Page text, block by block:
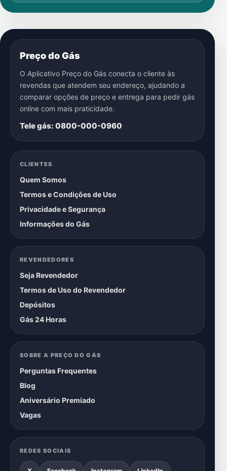
Preço do Gás
O Aplicativo Preço do Gás conecta o cliente às
revendas que atendem seu endereço, ajudando a
comparar opções de preço e entrega para pedir gás
online com mais praticidade.
Tele gás: 0800-000-0960
CLIENTES
Quem Somos
Termos e Condições de Uso
Privacidade e Segurança
Informações do Gás
REVENDEDORES
Seja Revendedor
Termos de Uso do Revendedor
Depósitos
Gás 24 Horas
SOBRE A PREÇO DO GÁS
Perguntas Frequentes
Blog
Aniversário Premiado
Vagas
REDES SOCIAIS